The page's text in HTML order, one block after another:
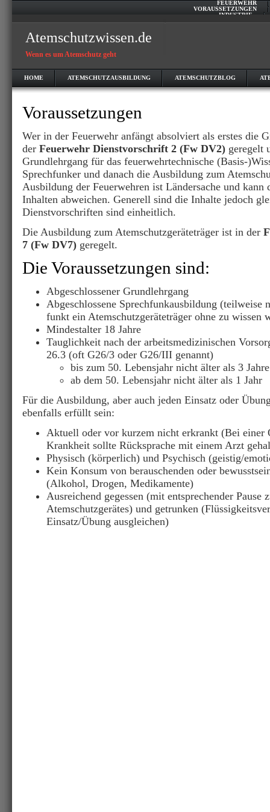
FEUERWEHR
VORAUSSETZUNGEN
INDUSTRIE
Atemschutzwissen.de
Wenn es um Atemschutz geht
HOME ATEMSCHUTZAUSBILDUNG ATEMSCHUTZBLOG
Voraussetzungen
Wer in der Feuerwehr anfängt absolviert als erstes die
der Feuerwehr Dienstvorschrift 2 (Fw DV2) geregelt
Grundlehrgang für das feuerwehrtechnische (Basis-
Sprechfunker und danach die Ausbildung zum
Ausbildung der Feuerwehren ist Ländersache und kann
Inhalten abweichen. Generell sind die Inhalte jedoch
Dienstvorschriften sind einheitlich.
Die Ausbildung zum Atemschutzgeräteträger ist in der
7 (Fw DV7) geregelt.
Die Voraussetzungen sind:
Abgeschlossener Grundlehrgang
Abgeschlossene Sprechfunkausbildung (teilweise
funkt ein Atemschutzgeräteträger ohne zu wissen
Mindestalter 18 Jahre
Tauglichkeit nach der arbeitsmedizinischen
26.3 (oft G26/3 oder G26/III genannt)
bis zum 50. Lebensjahr nicht älter als 3 Jahre
ab dem 50. Lebensjahr nicht älter als 1 Jahr
Für die Ausbildung, aber auch jeden Einsatz oder
ebenfalls erfüllt sein:
Aktuell oder vor kurzem nicht erkrankt (Bei einer
Krankheit sollte Rücksprache mit einem Arzt
Physisch (körperlich) und Psychisch (geistig/
Kein Konsum von berauschenden oder
(Alkohol, Drogen, Medikamente)
Ausreichend gegessen (mit entsprechender Pause
Atemschutzgerätes) und getrunken
Einsatz/Übung ausgleichen)